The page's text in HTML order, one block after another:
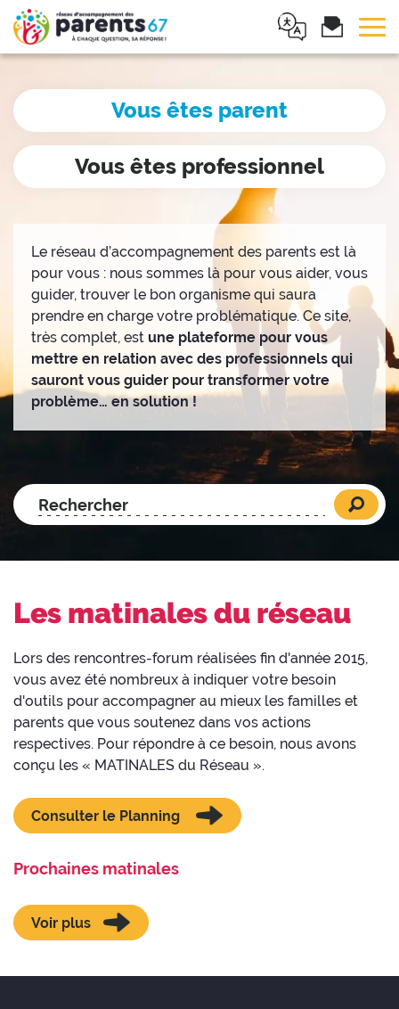
Vous êtes parent
Vous êtes professionnel
Le réseau d’accompagnement des parents est là
pour vous : nous sommes là pour vous aider, vous
guider, trouver le bon organisme qui saura
prendre en charge votre problématique. Ce site,
très complet, est une plateforme pour vous
mettre en relation avec des professionnels qui
sauront vous guider pour transformer votre
problème… en solution !
Les matinales du réseau
Lors des rencontres-forum réalisées fin d'année 2015,
vous avez été nombreux à indiquer votre besoin
d'outils pour accompagner au mieux les familles et
parents que vous soutenez dans vos actions
respectives. Pour répondre à ce besoin, nous avons
conçu les « MATINALES du Réseau ».
Consulter le Planning
Prochaines matinales
Voir plus